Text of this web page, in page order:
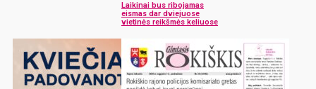
Laikinai bus ribojamas
eismas dar dviejuose
vietinės reikšmės keliuose